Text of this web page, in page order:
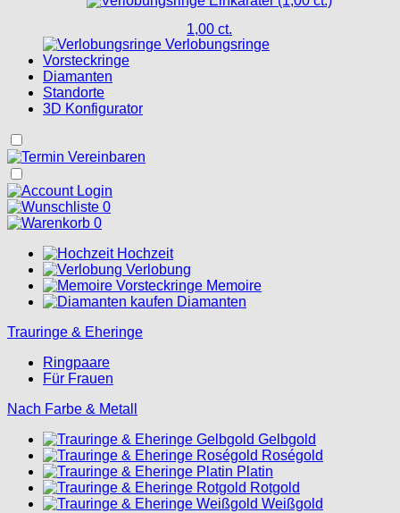
1,00 ct.
Verlobungsringe
Vorsteckringe
Diamanten
Standorte
3D Konfigurator
Login
0
0
Hochzeit
Verlobung
Memoire
Diamanten
Trauringe & Eheringe
Ringpaare
Für Frauen
Nach Farbe & Metall
Gelbgold
Roségold
Platin
Rotgold
Weißgold